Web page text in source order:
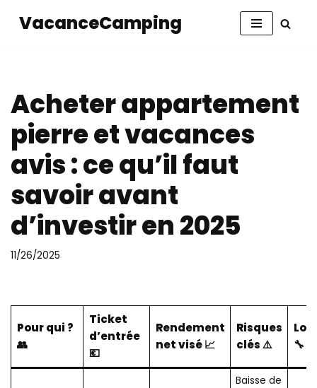
VacanceCamping
Acheter appartement
pierre et vacances
avis : ce qu’il faut
savoir avant
d’investir en 2025
11/26/2025
Pour qui ?
👥
Ticket
d’entrée
💶
Rendement
net visé 📈
Risques
clés ⚠️
🔧
Baisse de